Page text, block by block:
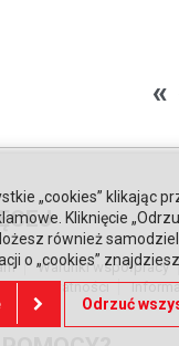
«
Warunki współpracy
prywatności
„cookies” klikając
Kliknięcie
również
o „cookies”
Odrzuć